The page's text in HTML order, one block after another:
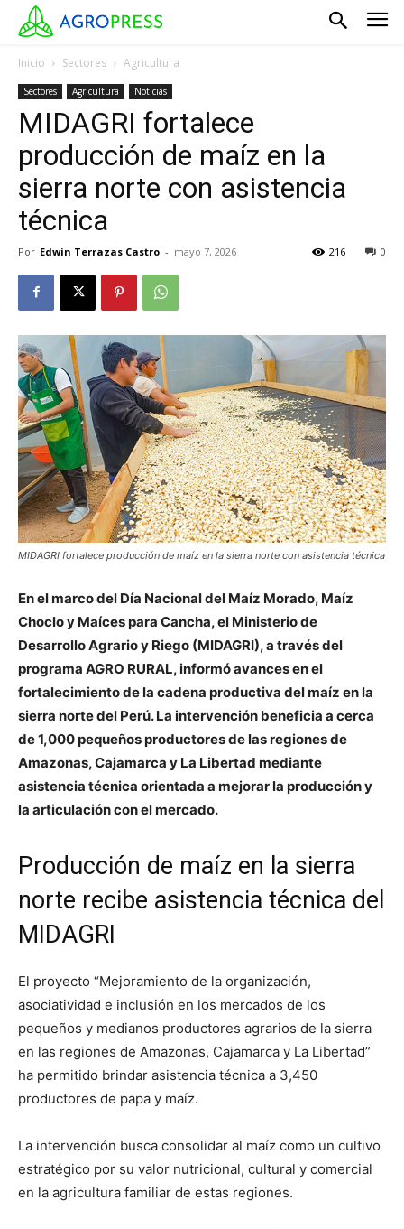
Inicio Sectores Agricultura
Sectores Agricultura Noticias
MIDAGRI fortalece
producción de maíz en la
sierra norte con asistencia
técnica
Por Edwin Terrazas Castro - mayo 7, 2026 0
216
MIDAGRI fortalece producción de maíz en la sierra norte con asistencia técnica
En el marco del Día Nacional del Maíz Morado, Maíz
Choclo y Maíces para Cancha, el Ministerio de
Desarrollo Agrario y Riego (MIDAGRI), a través del
programa AGRO RURAL, informó avances en el
fortalecimiento de la cadena productiva del maíz en la
sierra norte del Perú. La intervención beneficia a cerca
de 1,000 pequeños productores de las regiones de
Amazonas, Cajamarca y La Libertad mediante
asistencia técnica orientada a mejorar la producción y
la articulación con el mercado.
Producción de maíz en la sierra
norte recibe asistencia técnica del
MIDAGRI
El proyecto “Mejoramiento de la organización,
asociatividad e inclusión en los mercados de los
pequeños y medianos productores agrarios de la sierra
en las regiones de Amazonas, Cajamarca y La Libertad”
ha permitido brindar asistencia técnica a 3,450
productores de papa y maíz.
La intervención busca consolidar al maíz como un cultivo
estratégico por su valor nutricional, cultural y comercial
en la agricultura familiar de estas regiones.